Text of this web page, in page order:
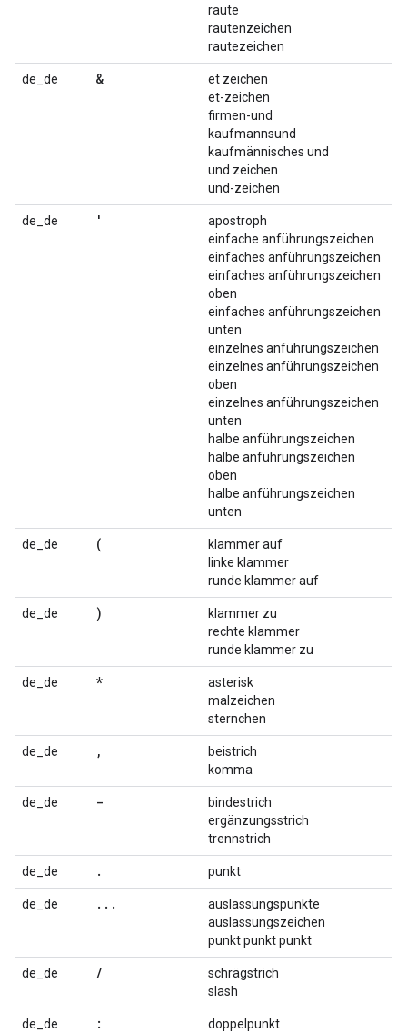
raute
rautenzeichen
rautezeichen
de_de &
et zeichen
et-zeichen
firmen-und
kaufmannsund
kaufmännisches und
und zeichen
und-zeichen
de_de '
apostroph
einfache anführungszeichen
einfaches anführungszeichen
einfaches anführungszeichen
oben
einfaches anführungszeichen
unten
einzelnes anführungszeichen
einzelnes anführungszeichen
oben
einzelnes anführungszeichen
unten
halbe anführungszeichen
halbe anführungszeichen
oben
halbe anführungszeichen
unten
de_de (
klammer auf
linke klammer
runde klammer auf
de_de )
klammer zu
rechte klammer
runde klammer zu
de_de *
asterisk
malzeichen
sternchen
de_de ,
beistrich
komma
de_de -
bindestrich
ergänzungsstrich
trennstrich
de_de . punkt
de_de ...
auslassungspunkte
auslassungszeichen
punkt punkt punkt
de_de /
schrägstrich
slash
de_de : doppelpunkt